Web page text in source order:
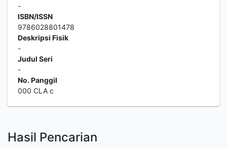
-
ISBN/ISSN
9786028801478
Deskripsi Fisik
-
Judul Seri
-
No. Panggil
000 CLA c
Hasil Pencarian